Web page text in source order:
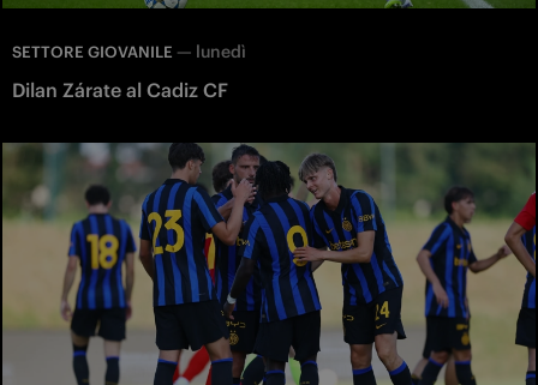
SETTORE GIOVANILE — lunedì
Dilan Zárate al Cadiz CF